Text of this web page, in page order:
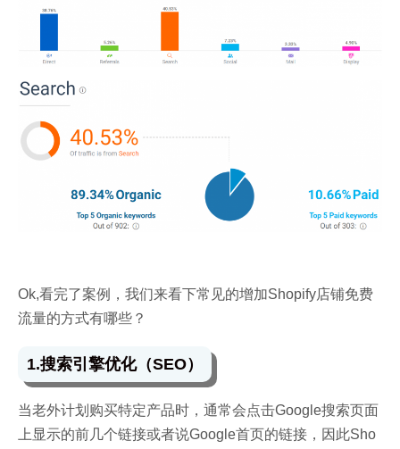
Ok,看完了案例，我们来看下常见的增加Shopify店铺免费
流量的方式有哪些？
1.搜索引擎优化（SEO）
当老外计划购买特定产品时，通常会点击Google搜索页面
上显示的前几个链接或者说Google首页的链接，因此Sho